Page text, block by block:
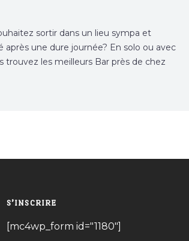
tunis, pâtisserie sousse .
sortir dans un lieu sympa et
après une dure journée? En solo ou avec
trouvez les meilleurs Bar près de chez
S’INSCRIRE
[mc4wp_form id="1180"]